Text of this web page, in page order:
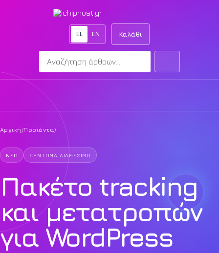
EL EN Καλάθι
Αναζήτηση
Άνοιγμα μενού
Αρχική /Προϊόντα/
ΝΈΟ ΣΎΝΤΟΜΑ ΔΙΑΘΈΣΙΜΟ
Πακέτο tracking
και μετατροπών
για WordPress